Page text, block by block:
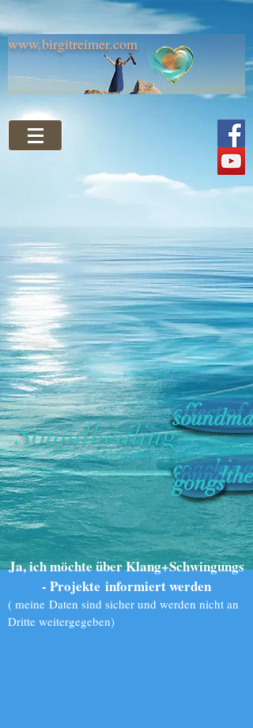
www.birgitreimer.com
effect of
Soundhealing
gongs
Ja, ich möchte über Klang+Schwingungs
- Projekte informiert werden
( meine Daten sind sicher und werden nicht an
Dritte weitergegeben)